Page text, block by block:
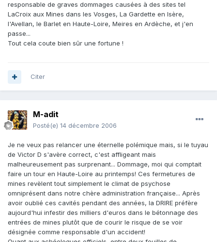
responsable de graves dommages causées à des sites tel
LaCroix aux Mines dans les Vosges, La Gardette en Isère,
l'Avellan, le Barlet en Haute-Loire, Meires en Ardèche, et j'en
passe...
Tout cela coute bien sûr une fortune !
Citer
M-adit
Posté(e) 14 décembre 2006
Je ne veux pas relancer une éternelle polémique mais, si le tuyau
de Victor D s'avère correct, c'est affligeant mais
malheureusement pas surprenant... Dommage, moi qui comptait
faire un tour en Haute-Loire au printemps! Ces fermetures de
mines revèlent tout simplement le climat de psychose
omniprésent dans notre chère administration française... Après
avoir oublié ces cavités pendant des années, la DRIRE préfère
aujourd'hui infestir des milliers d'euros dans le bétonnage des
entrées de mines plutôt que de courir le risque de se voir
désignée comme responsable d'un accident!